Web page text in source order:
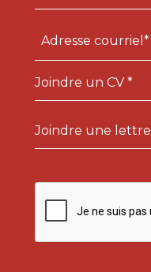
Joindre un CV *
Joindre une